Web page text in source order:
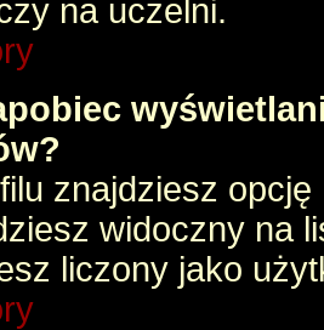
na uczelni.
znajdziesz opcję
widoczny na
liczony jako